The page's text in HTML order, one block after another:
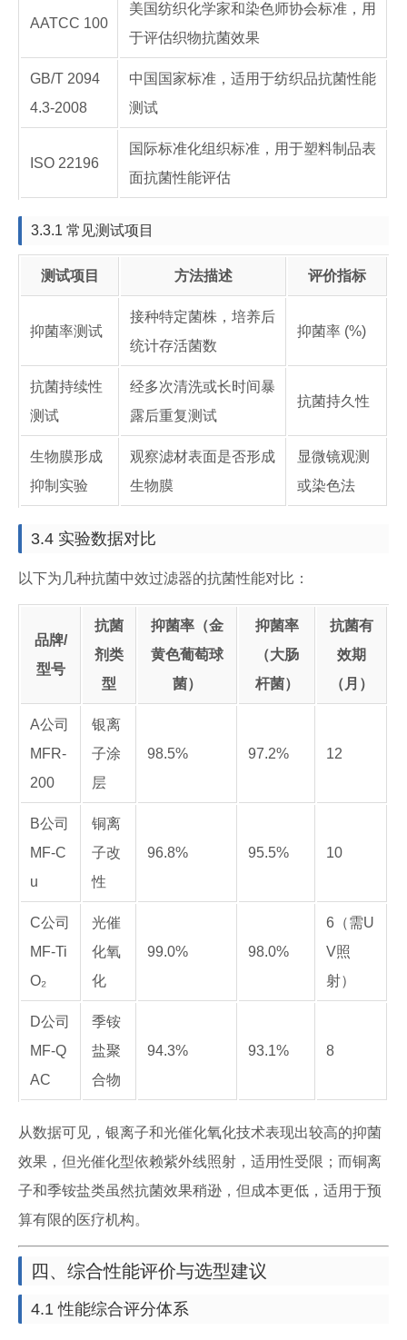
AATCC 100
美国纺织化学家和染色师协会标准，用
于评估织物抗菌效果
GB/T 2094
4.3-2008
中国国家标准，适用于纺织品抗菌性能
测试
ISO 22196
国际标准化组织标准，用于塑料制品表
面抗菌性能评估
3.3.1 常见测试项目
测试项目 方法描述 评价指标
抑菌率测试
接种特定菌株，培养后
统计存活菌数
抑菌率 (%)
抗菌持续性
测试
经多次清洗或长时间暴
露后重复测试
抗菌持久性
生物膜形成
抑制实验
观察滤材表面是否形成
生物膜
显微镜观测
或染色法
3.4 实验数据对比
以下为几种抗菌中效过滤器的抗菌性能对比：
品牌/
型号
抗菌
剂类
型
抑菌率（金
黄色葡萄球
菌）
抑菌率
（大肠
杆菌）
抗菌有
效期
（月）
A公司
MFR-
200
银离
子涂
层
98.5% 97.2% 12
B公司
MF-C
u
铜离
子改
性
96.8% 95.5% 10
C公司
MF-Ti
O₂
光催
化氧
化
99.0% 98.0%
6（需U
V照
射）
D公司
MF-Q
AC
季铵
盐聚
合物
94.3% 93.1% 8
从数据可见，银离子和光催化氧化技术表现出较高的抑菌
效果，但光催化型依赖紫外线照射，适用性受限；而铜离
子和季铵盐类虽然抗菌效果稍逊，但成本更低，适用于预
算有限的医疗机构。
四、综合性能评价与选型建议
4.1 性能综合评分体系